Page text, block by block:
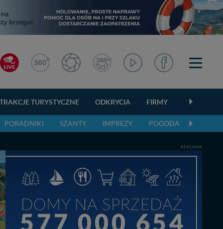
TURYSTYCZNE ODKRYCIA FIRMY
PORADNIKI SZANTY IMPREZY POGODA
REKLAMA